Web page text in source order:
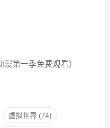
漫第一季免费观看）
虚拟世界(74)